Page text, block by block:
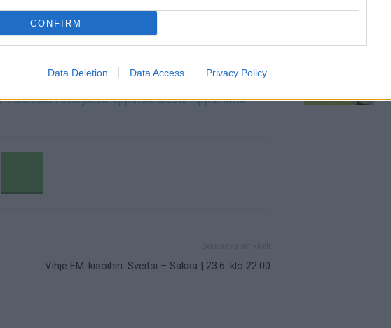
CONFIRM
Data Deletion Data Access Privacy Policy
pystyy hyökkäämään monella eri tapaa. Tämä
Lähdetään siitä liikkeelle, että parempi
Epicbet tarjoaa Portugalin voitosta kertoimeksi
maksetaan etuajassa lopputuloksesta riippumatta
Vihje EM-kisoihin: Sveitsi – Saksa | 23.6. klo 22:00